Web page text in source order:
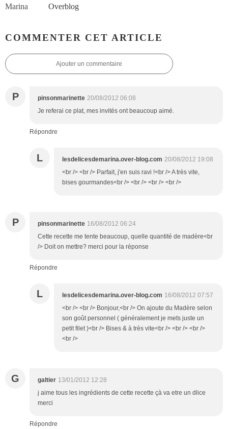
Overblog
COMMENTER CET ARTICLE
Ajouter un commentaire
P pinsonmarinette 20/08/2012 06:08
Je referai ce plat, mes invités ont beaucoup aimé.
Répondre
L lesdelicesdemarina.over-blog.com 20/08/2012 19:08
<br /> <br /> Parfait, j'en suis ravi !<br /> A très vite,
bises gourmandes<br /> <br /> <br /> <br />
P pinsonmarinette 16/08/2012 06:24
Cette recette me tente beaucoup, quelle quantité de madère<br
/> Doit on mettre? merci pour la réponse
Répondre
L lesdelicesdemarina.over-blog.com 16/08/2012 07:57
<br /> <br /> Bonjour,<br /> On ajoute du Madère selon
son goût personnel ( généralement je mets juste un
petit filet )<br /> Bises & à très vite<br /> <br /> <br />
<br />
G galtier 13/01/2012 12:28
j aime tous les ingrédients de cette recette çà va etre un dlice
merci
Répondre